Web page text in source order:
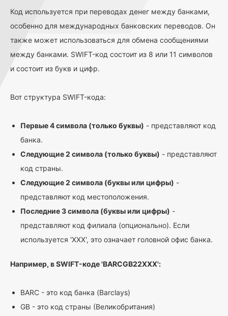
Код используется при переводах денег между банками,
особенно для международных банковских переводов. Он
также может использоваться для обмена сообщениями
между банками. SWIFT-код состоит из 8 или 11 символов
и состоит из букв и цифр.
Вот структура SWIFT-кода:
Первые 4 символа (только буквы) - представляют код
банка.
Следующие 2 символа (только буквы) - представляют
код страны.
Следующие 2 символа (буквы или цифры) -
представляют код местоположения.
Последние 3 символа (буквы или цифры) -
представляют код филиала (опционально). Если
используется 'XXX', это означает головной офис банка.
Например, в SWIFT-коде 'BARCGB22XXX':
BARC - это код банка (Barclays)
GB - это код страны (Великобритания)